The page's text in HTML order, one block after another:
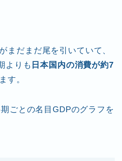
まだまだ尾を引いていて、
よりも 日本国内の消費が約7
す。
ごとの名目GDPのグラフを